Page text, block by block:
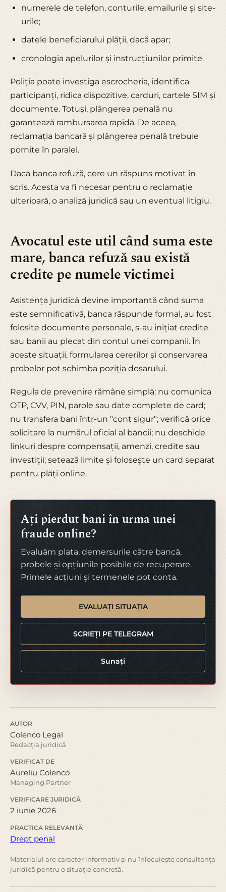
numerele de telefon, conturile, emailurile și site-
urile;
datele beneficiarului plății, dacă apar;
cronologia apelurilor și instrucțiunilor primite.
Poliția poate investiga escrocheria, identifica
participanți, ridica dispozitive, carduri, cartele SIM și
documente. Totuși, plângerea penală nu
garantează rambursarea rapidă. De aceea,
reclamația bancară și plângerea penală trebuie
pornite în paralel.
Dacă banca refuză, cere un răspuns motivat în
scris. Acesta va fi necesar pentru o reclamație
ulterioară, o analiză juridică sau un eventual litigiu.
Avocatul este util când suma este
mare, banca refuză sau există
credite pe numele victimei
Asistența juridică devine importantă când suma
este semnificativă, banca răspunde formal, au fost
folosite documente personale, s-au inițiat credite
sau banii au plecat din contul unei companii. În
aceste situații, formularea cererilor și conservarea
probelor pot schimba poziția dosarului.
Regula de prevenire rămâne simplă: nu comunica
OTP, CVV, PIN, parole sau date complete de card;
nu transfera bani într-un "cont sigur"; verifică orice
solicitare la numărul oficial al băncii; nu deschide
linkuri despre compensații, amenzi, credite sau
investiții; setează limite și folosește un card separat
pentru plăți online.
Ați pierdut bani în urma unei
fraude online?
Evaluăm plata, demersurile către bancă,
probele și opțiunile posibile de recuperare.
Primele acțiuni și termenele pot conta.
EVALUAȚI SITUAȚIA
SCRIEȚI PE TELEGRAM
Sunați
AUTOR
Colenco Legal
Redacția juridică
VERIFICAT DE
Aureliu Colenco
Managing Partner
VERIFICARE JURIDICĂ
2 iunie 2026
PRACTICA RELEVANTĂ
Drept penal
Materialul are caracter informativ și nu înlocuiește consultanța
juridică pentru o situație concretă.